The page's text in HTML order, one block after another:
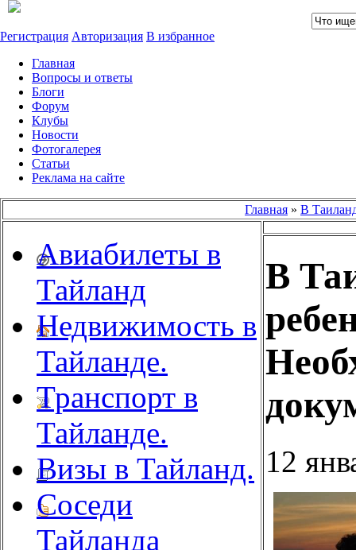
Регистрация Авторизация В избранное
Главная
Вопросы и ответы
Блоги
Форум
Клубы
Новости
Фотогалерея
Статьи
Реклама на сайте
Главная » В
Авиабилеты в
Тайланд
Недвижимость в
Тайланде.
Транспорт в
Тайланде.
Визы в Тайланд.
Соседи
Тайланда
В
12